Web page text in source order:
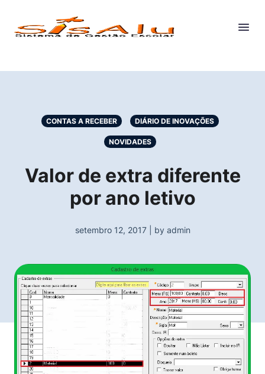
CONTAS A RECEBER DIÁRIO DE INOVAÇÕES
NOVIDADES
Valor de extra diferente
por ano letivo
setembro 12, 2017 | by admin